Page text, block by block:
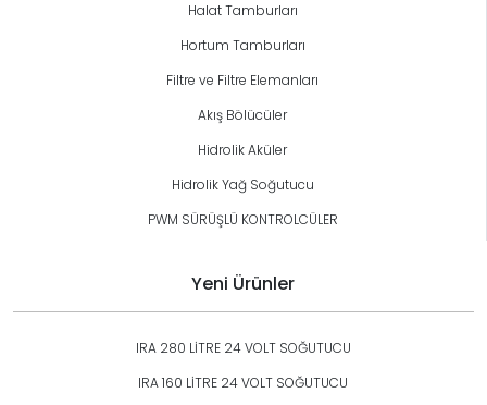
Halat Tamburları
Hortum Tamburları
Filtre ve Filtre Elemanları
Akış Bölücüler
Hidrolik Aküler
Hidrolik Yağ Soğutucu
PWM SÜRÜŞLÜ KONTROLCÜLER
Yeni Ürünler
IRA 280 LİTRE 24 VOLT SOĞUTUCU
IRA 160 LİTRE 24 VOLT SOĞUTUCU